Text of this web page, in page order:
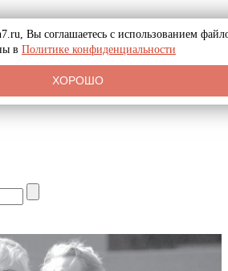
Вы соглашаетесь с использованием
в Политике конфиденциальности
ХОРОШО